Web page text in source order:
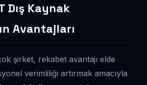
Dış Kaynak
Avantajları
şirket, rekabet avantajı elde
verimliliği artırmak amacıyla